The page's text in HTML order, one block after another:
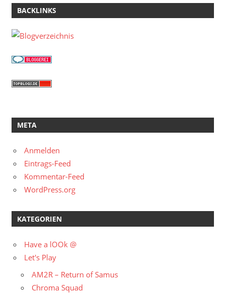
BACKLINKS
META
Anmelden
Eintrags-Feed
Kommentar-Feed
WordPress.org
KATEGORIEN
Have a lOOk @
Let's Play
AM2R – Return of Samus
Chroma Squad